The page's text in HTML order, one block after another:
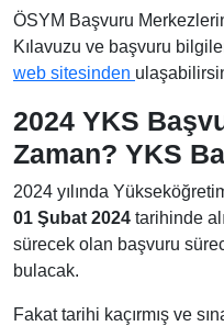
ÖSYM Başvuru
Kılavuzu ve başvuru
web sitesinden
2024 YKS
Zaman? YKS
2024 yılında
01 Şubat 2024 tarihinde
sürecek olan başvuru
bulacak.
Fakat tarihi kaçırmış ve